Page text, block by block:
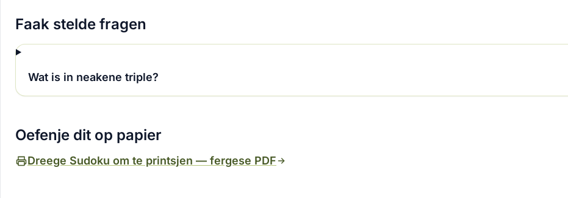
Faak stelde fragen
Wat is in neakene triple?
Oefenje dit op papier
Dreege Sudoku om te printsjen — fergese PDF